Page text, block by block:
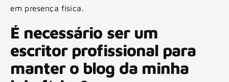
em presença física.
É necessário ser um
escritor profissional para
manter o blog da minha